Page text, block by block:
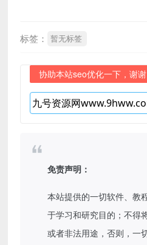
标签： 暂无标签
协助本站seo优化一下，谢谢
免责声明：
本站提供的一切软件、教
于学习和研究目的；不得
或者非法用途，否则，一